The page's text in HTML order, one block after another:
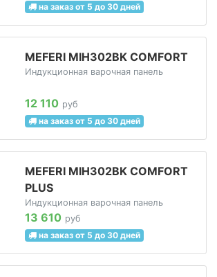
на заказ от 5 до 30 дней
MEFERI MIH302BK COMFORT
Индукционная варочная панель
12 110 руб
на заказ от 5 до 30 дней
MEFERI MIH302BK COMFORT
PLUS
Индукционная варочная панель
13 610 руб
на заказ от 5 до 30 дней